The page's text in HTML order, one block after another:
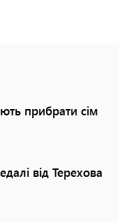
прибрати сім
від Терехова